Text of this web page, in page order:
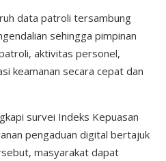
data patroli tersambung
sehingga pimpinan
aktivitas personel,
keamanan secara cepat dan
survei Indeks Kepuasan
pengaduan digital bertajuk
masyarakat dapat